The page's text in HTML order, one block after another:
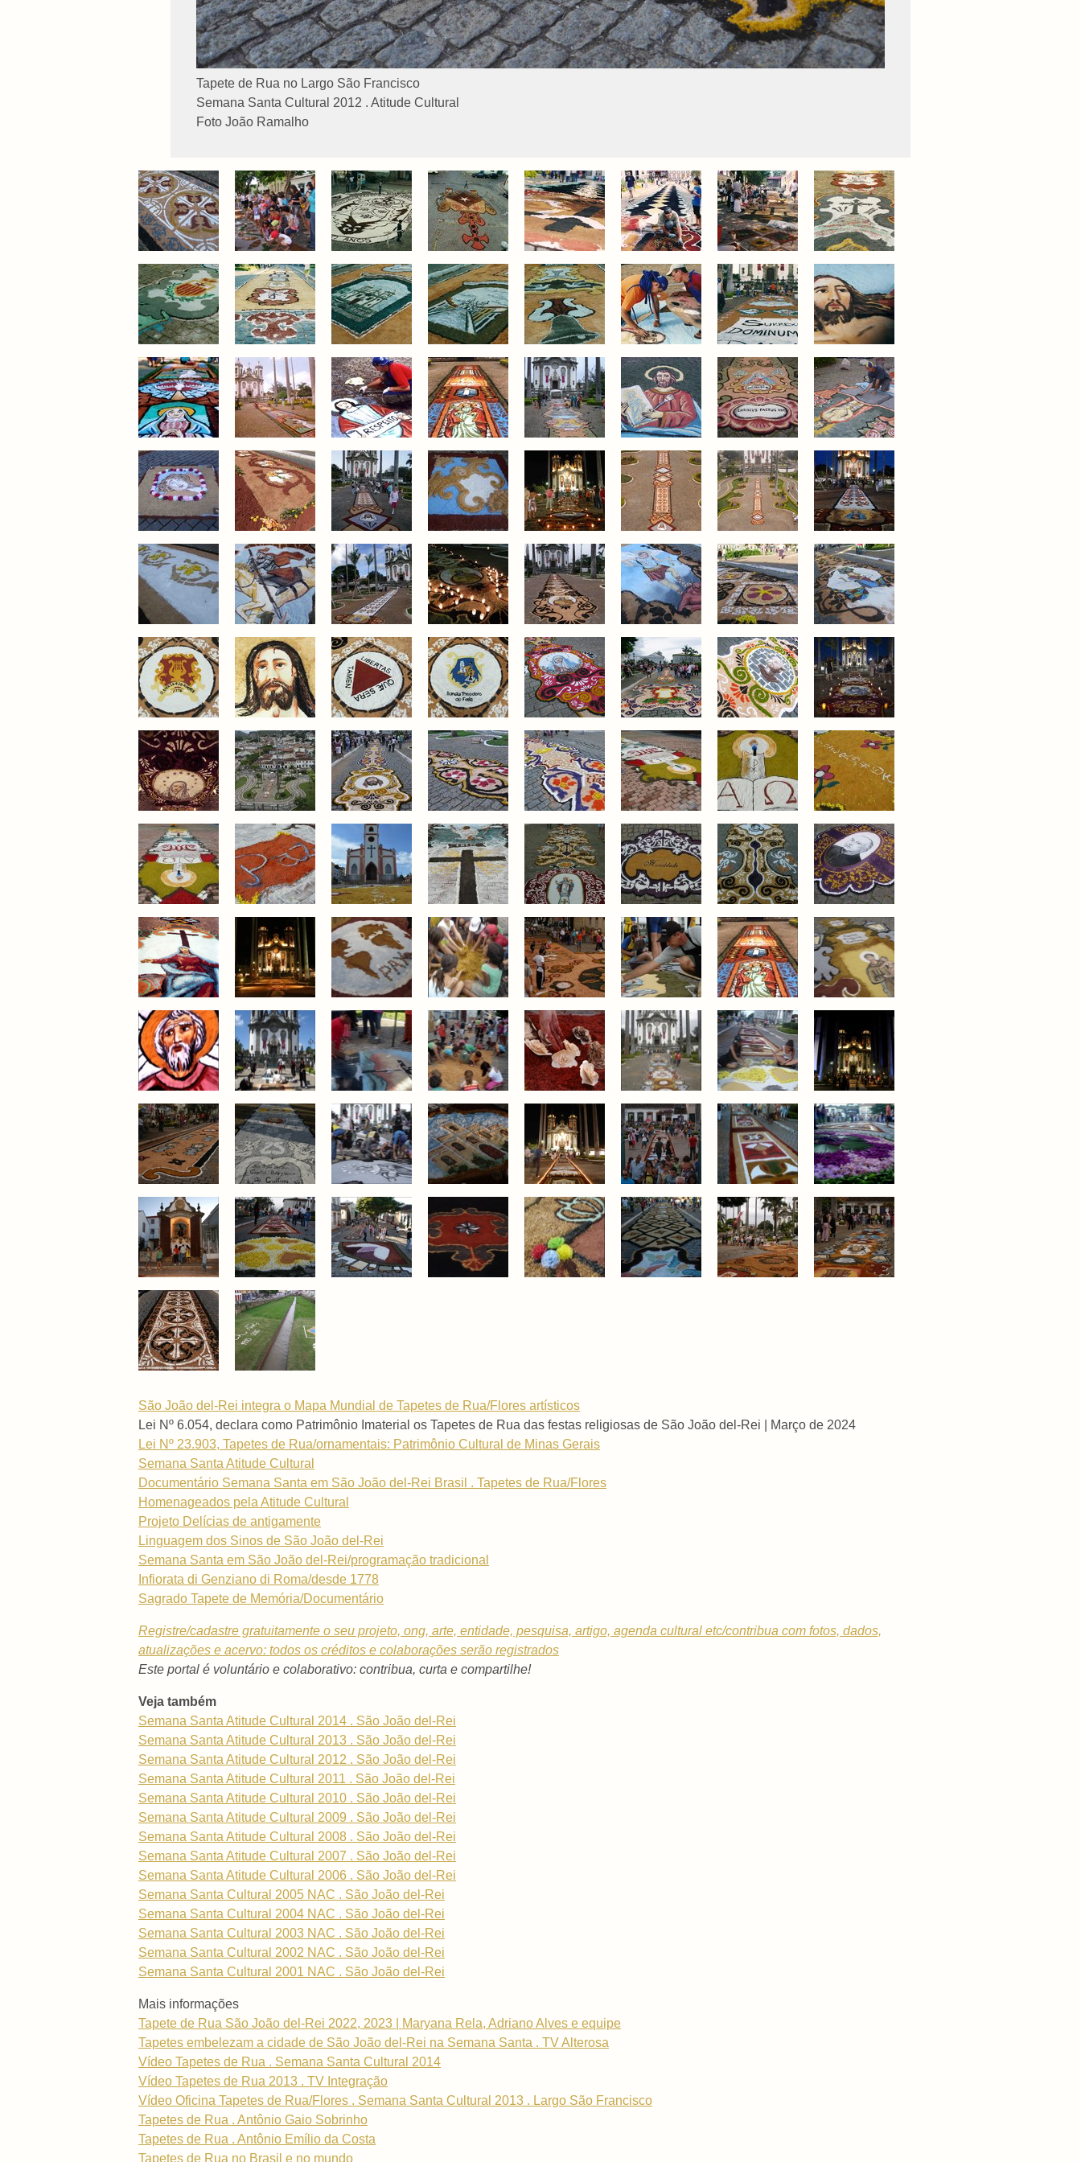
Tapete de Rua no Largo São Francisco
Semana Santa Cultural 2012 . Atitude Cultural
Foto João Ramalho
São João del-Rei integra o Mapa Mundial de Tapetes de Rua/Flores artísticos
Lei Nº 6.054, declara como Patrimônio Imaterial os Tapetes de Rua das festas religiosas de São João del-Rei | Março de 2024
Lei Nº 23.903, Tapetes de Rua/ornamentais: Patrimônio Cultural de Minas Gerais
Semana Santa Atitude Cultural
Documentário Semana Santa em São João del-Rei Brasil . Tapetes de Rua/Flores
Homenageados pela Atitude Cultural
Projeto Delícias de antigamente
Linguagem dos Sinos de São João del-Rei
Semana Santa em São João del-Rei/programação tradicional
Infiorata di Genziano di Roma/desde 1778
Sagrado Tapete de Memória/Documentário
Registre/cadastre gratuitamente o seu projeto, ong, arte, entidade, pesquisa, artigo, agenda cultural etc/contribua com fotos, dados,
atualizações e acervo: todos os créditos e colaborações serão registrados
Este portal é voluntário e colaborativo: contribua, curta e compartilhe!
Veja também
Semana Santa Atitude Cultural 2014 . São João del-Rei
Semana Santa Atitude Cultural 2013 . São João del-Rei
Semana Santa Atitude Cultural 2012 . São João del-Rei
Semana Santa Atitude Cultural 2011 . São João del-Rei
Semana Santa Atitude Cultural 2010 . São João del-Rei
Semana Santa Atitude Cultural 2009 . São João del-Rei
Semana Santa Atitude Cultural 2008 . São João del-Rei
Semana Santa Atitude Cultural 2007 . São João del-Rei
Semana Santa Atitude Cultural 2006 . São João del-Rei
Semana Santa Cultural 2005 NAC . São João del-Rei
Semana Santa Cultural 2004 NAC . São João del-Rei
Semana Santa Cultural 2003 NAC . São João del-Rei
Semana Santa Cultural 2002 NAC . São João del-Rei
Semana Santa Cultural 2001 NAC . São João del-Rei
Mais informações
Tapete de Rua São João del-Rei 2022, 2023 | Maryana Rela, Adriano Alves e equipe
Tapetes embelezam a cidade de São João del-Rei na Semana Santa . TV Alterosa
Vídeo Tapetes de Rua . Semana Santa Cultural 2014
Vídeo Tapetes de Rua 2013 . TV Integração
Vídeo Oficina Tapetes de Rua/Flores . Semana Santa Cultural 2013 . Largo São Francisco
Tapetes de Rua . Antônio Gaio Sobrinho
Tapetes de Rua . Antônio Emílio da Costa
Tapetes de Rua no Brasil e no mundo